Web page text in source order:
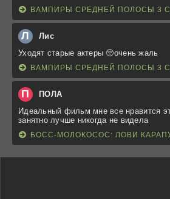
ВАМПИРЫ СРЕДНЕЙ ПОЛОСЫ 3
Л Лис
Уходят старые актеры 🥺очень жаль
ВАМПИРЫ СРЕДНЕЙ ПОЛОСЫ 3
П ПОЛА
Идеальный фильм мне все нравится
занятно лучше никогда не видела
БОСС-МОЛОКОСОС: ЛОВИ